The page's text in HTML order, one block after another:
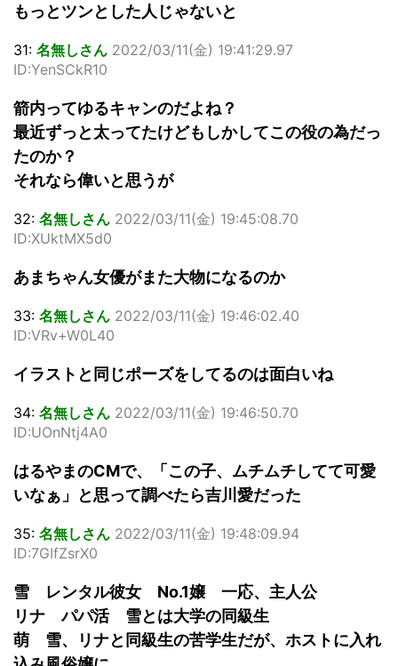
もっとツンとした人じゃないと
31: 名無しさん 2022/03/11(金) 19:41:29.97
ID:YenSCkR10
箭内ってゆるキャンのだよね？
最近ずっと太ってたけどもしかしてこの役の為だっ
たのか？
それなら偉いと思うが
32: 名無しさん 2022/03/11(金) 19:45:08.70
ID:XUktMX5d0
あまちゃん女優がまた大物になるのか
33: 名無しさん 2022/03/11(金) 19:46:02.40
ID:VRv+W0L40
イラストと同じポーズをしてるのは面白いね
34: 名無しさん 2022/03/11(金) 19:46:50.70
ID:UOnNtj4A0
はるやまのCMで、「この子、ムチムチしてて可愛
いなぁ」と思って調べたら吉川愛だった
35: 名無しさん 2022/03/11(金) 19:48:09.94
ID:7GIfZsrX0
雪 レンタル彼女 No.1嬢 一応、主人公
リナ パパ活 雪とは大学の同級生
萌 雪、リナと同級生の苦学生だが、ホストに入れ